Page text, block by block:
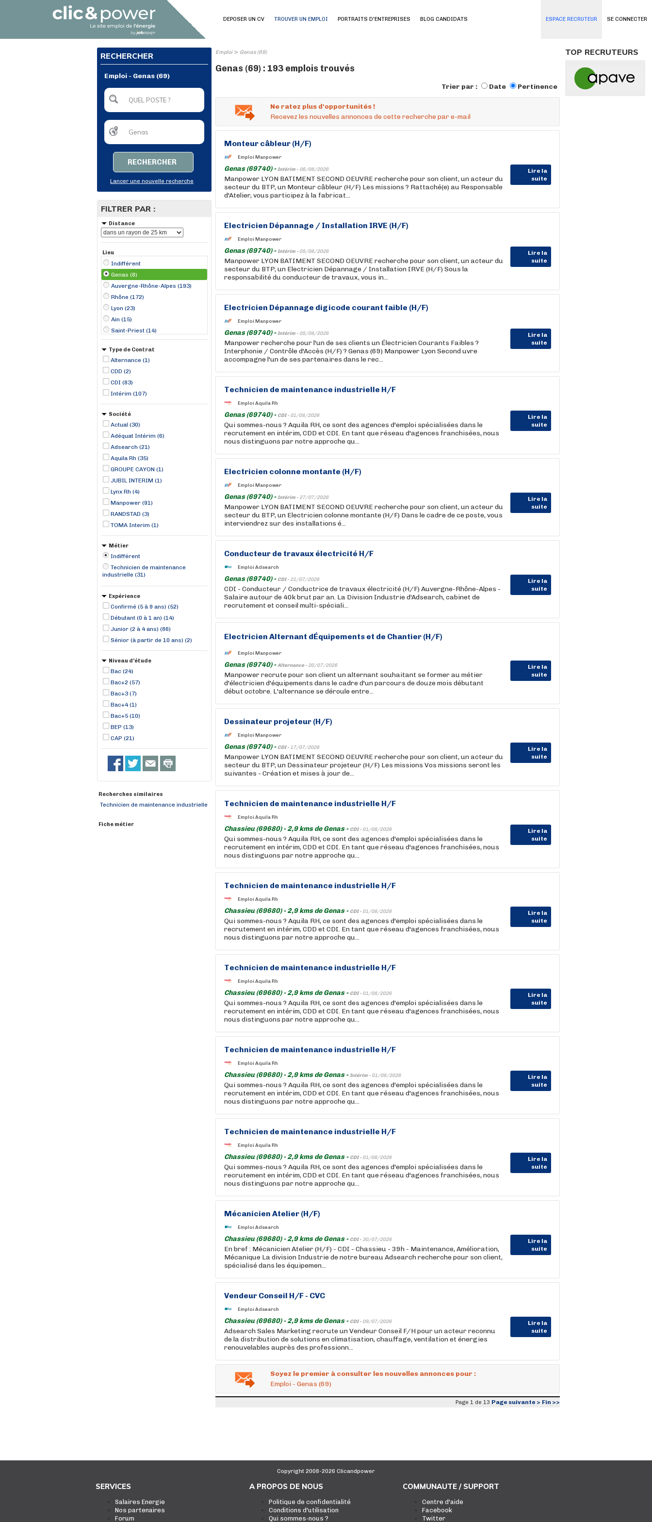
SE CONNECTER
DEPOSER UN CV TROUVER UN EMPLOI PORTRAITS D'ENTREPRISES BLOG CANDIDATS ESPACE RECRUTEUR
RECHERCHER
Emploi - Genas (69)
RECHERCHER
Lancer une nouvelle recherche
FILTRER PAR :
Distance
Lieu
Indifférent
Genas (8)
Auvergne-Rhône-Alpes (193)
Rhône (172)
Lyon (23)
Ain (15)
Saint-Priest (14)
Vénissieux (9)
Chassieu (7)
Vourles (7)
Corbas (6)
Meyzieux (6)
Brignais (5)
Type de Contrat
Alternance (1)
CDD (2)
CDI (83)
Intérim (107)
Société
Actual (30)
Adéquat Intérim (6)
Adsearch (21)
Aquila Rh (35)
GROUPE CAYON (1)
JUBIL INTERIM (1)
Lynx Rh (4)
Manpower (91)
RANDSTAD (3)
TOMA Interim (1)
Métier
Indifférent
Technicien de maintenance
industrielle (31)
Expérience
Confirmé (5 à 9 ans) (52)
Débutant (0 à 1 an) (14)
Junior (2 à 4 ans) (86)
Sénior (à partir de 10 ans) (2)
Niveau d'étude
Bac (24)
Bac+2 (57)
Bac+3 (7)
Bac+4 (1)
Bac+5 (10)
BEP (13)
CAP (21)
Recherches similaires
Technicien de maintenance industrielle
Fiche métier
Emploi> Genas (69)
Genas (69) : 193 emplois trouvés
Trier par : Date Pertinence
Ne ratez plus d'opportunités !
Recevez les nouvelles annonces de cette recherche par e-mail
Monteur câbleur (H/F)
Emploi Manpower
Genas (69740) -Intérim - 06/08/2026
Lire la
suite
Manpower LYON BATIMENT SECOND OEUVRE recherche pour son client, un acteur du
secteur du BTP, un Monteur câbleur (H/F) Les missions ? Rattaché(e) au Responsable
d'Atelier, vous participez à la fabricat...
Electricien Dépannage / Installation IRVE (H/F)
Emploi Manpower
Genas (69740) -Intérim - 05/08/2026
Lire la
suite
Manpower LYON BATIMENT SECOND OEUVRE recherche pour son client, un acteur du
secteur du BTP, un Electricien Dépannage / Installation IRVE (H/F) Sous la
responsabilité du conducteur de travaux, vous in...
Electricien Dépannage digicode courant faible (H/F)
Emploi Manpower
Genas (69740) -Intérim - 05/08/2026
Lire la
suite
Manpower recherche pour l'un de ses clients un Électricien Courants Faibles ?
Interphonie / Contrôle d'Accès (H/F) ? Genas (69) Manpower Lyon Second uvre
accompagne l'un de ses partenaires dans le rec...
Technicien de maintenance industrielle H/F
Emploi Aquila Rh
Genas (69740) - CDI - 01/08/2026
Lire la
suite
Qui sommes-nous ? Aquila RH, ce sont des agences d'emploi spécialisées dans le
recrutement en intérim, CDD et CDI. En tant que réseau d'agences franchisées, nous
nous distinguons par notre approche qu...
Electricien colonne montante (H/F)
Emploi Manpower
Genas (69740) -Intérim - 27/07/2026
Lire la
suite
Manpower LYON BATIMENT SECOND OEUVRE recherche pour son client, un acteur du
secteur du BTP, un Electricien colonne montante (H/F) Dans le cadre de ce poste, vous
interviendrez sur des installations é...
Conducteur de travaux électricité H/F
Emploi Adsearch
Genas (69740) - CDI - 21/07/2026
Lire la
suite
CDI - Conducteur / Conductrice de travaux électricité (H/F) Auvergne-Rhône-Alpes -
Salaire autour de 40k brut par an. La Division Industrie d'Adsearch, cabinet de
recrutement et conseil multi-spéciali...
Electricien Alternant dÉquipements et de Chantier (H/F)
Emploi Manpower
Genas (69740) -Alternance - 20/07/2026
Lire la
suite
Manpower recrute pour son client un alternant souhaitant se former au métier
d'électricien d'équipements dans le cadre d'un parcours de douze mois débutant
début octobre. L'alternance se déroule entre...
Dessinateur projeteur (H/F)
Emploi Manpower
Genas (69740) - CDI - 17/07/2026
Lire la
suite
Manpower LYON BATIMENT SECOND OEUVRE recherche pour son client, un acteur du
secteur du BTP, un Dessinateur projeteur (H/F) Les missions Vos missions seront les
suivantes - Création et mises à jour de...
Technicien de maintenance industrielle H/F
Emploi Aquila Rh
Chassieu (69680) - 2,9 kms de Genas - CDI - 01/08/2026
Lire la
suite
Qui sommes-nous ? Aquila RH, ce sont des agences d'emploi spécialisées dans le
recrutement en intérim, CDD et CDI. En tant que réseau d'agences franchisées, nous
nous distinguons par notre approche qu...
Technicien de maintenance industrielle H/F
Emploi Aquila Rh
Chassieu (69680) - 2,9 kms de Genas - CDI - 01/08/2026
Lire la
suite
Qui sommes-nous ? Aquila RH, ce sont des agences d'emploi spécialisées dans le
recrutement en intérim, CDD et CDI. En tant que réseau d'agences franchisées, nous
nous distinguons par notre approche qu...
Technicien de maintenance industrielle H/F
Emploi Aquila Rh
Chassieu (69680) - 2,9 kms de Genas - CDI - 01/08/2026
Lire la
suite
Qui sommes-nous ? Aquila RH, ce sont des agences d'emploi spécialisées dans le
recrutement en intérim, CDD et CDI. En tant que réseau d'agences franchisées, nous
nous distinguons par notre approche qu...
Technicien de maintenance industrielle H/F
Emploi Aquila Rh
Chassieu (69680) - 2,9 kms de Genas -Intérim - 01/08/2026
Lire la
suite
Qui sommes-nous ? Aquila RH, ce sont des agences d'emploi spécialisées dans le
recrutement en intérim, CDD et CDI. En tant que réseau d'agences franchisées, nous
nous distinguons par notre approche qu...
Technicien de maintenance industrielle H/F
Emploi Aquila Rh
Chassieu (69680) - 2,9 kms de Genas - CDI - 01/08/2026
Lire la
suite
Qui sommes-nous ? Aquila RH, ce sont des agences d'emploi spécialisées dans le
recrutement en intérim, CDD et CDI. En tant que réseau d'agences franchisées, nous
nous distinguons par notre approche qu...
Mécanicien Atelier (H/F)
Emploi Adsearch
Chassieu (69680) - 2,9 kms de Genas - CDI - 30/07/2026
Lire la
suite
En bref : Mécanicien Atelier (H/F) - CDI - Chassieu - 39h - Maintenance, Amélioration,
Mécanique La division Industrie de notre bureau Adsearch recherche pour son client,
spécialisé dans les équipemen...
Vendeur Conseil H/F - CVC
Emploi Adsearch
Chassieu (69680) - 2,9 kms de Genas - CDI - 09/07/2026
Lire la
suite
Adsearch Sales Marketing recrute un Vendeur Conseil F/H pour un acteur reconnu
de la distribution de solutions en climatisation, chauffage, ventilation et énergies
renouvelables auprès des professionn...
Soyez le premier à consulter les nouvelles annonces pour :
Emploi - Genas (69)
Page 1 de 13 Page suivante > Fin >>
TOP RECRUTEURS
Copyright 2008-2026 Clicandpower
SERVICES
Salaires Energie
Nos partenaires
Forum
A PROPOS DE NOUS
Politique de confidentialité
Conditions d'utilisation
Qui sommes-nous ?
COMMUNAUTE / SUPPORT
Centre d'aide
Facebook
Twitter